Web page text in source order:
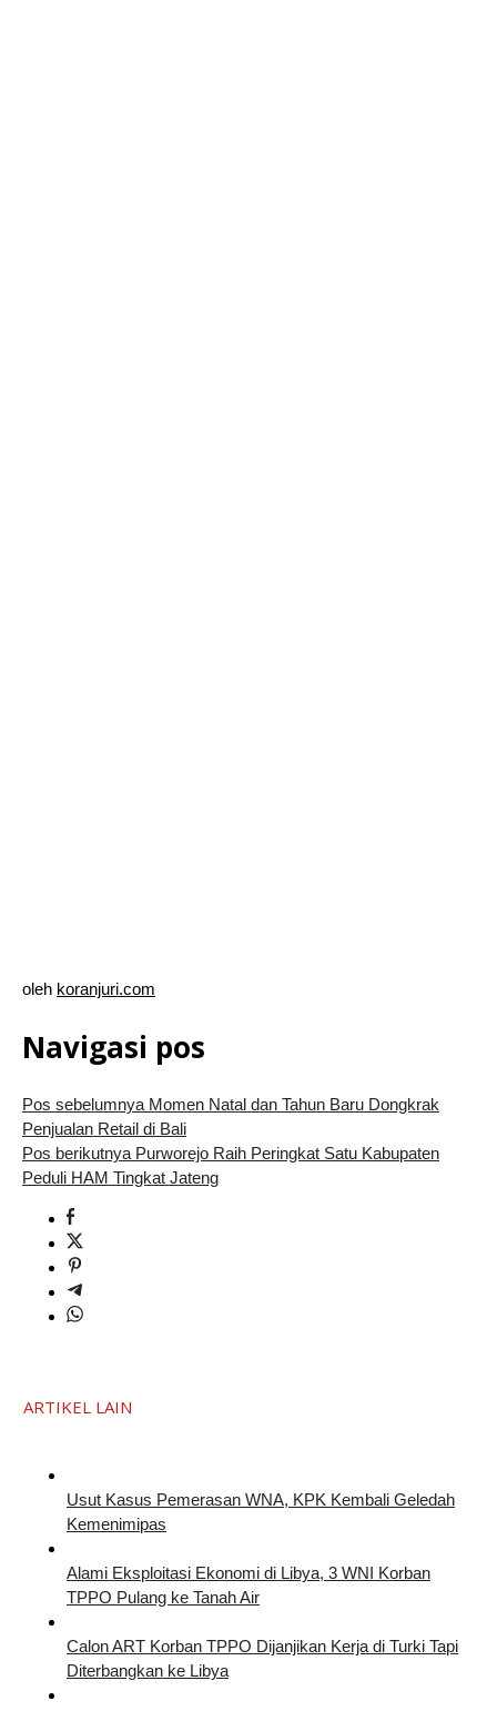
oleh koranjuri.com
Navigasi pos
Pos sebelumnyaMomen Natal dan Tahun Baru Dongkrak
Penjualan Retail di Bali
Pos berikutnyaPurworejo Raih Peringkat Satu Kabupaten
Peduli HAM Tingkat Jateng
ARTIKEL LAIN
Usut Kasus Pemerasan WNA, KPK Kembali Geledah
Kemenimipas
Alami Eksploitasi Ekonomi di Libya, 3 WNI Korban
TPPO Pulang ke Tanah Air
Calon ART Korban TPPO Dijanjikan Kerja di Turki Tapi
Diterbangkan ke Libya